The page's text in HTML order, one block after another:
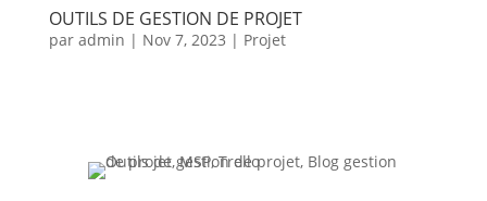
OUTILS DE GESTION DE PROJET
par admin | Nov 7, 2023 | Projet